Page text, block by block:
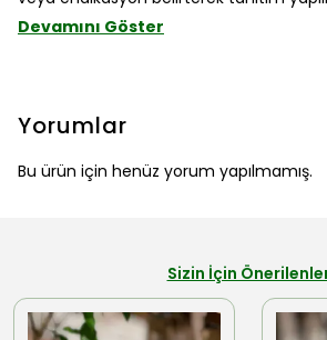
Devamını Göster
Yorumlar
Bu ürün için henüz yorum yapılmamış.
Sizin İçin